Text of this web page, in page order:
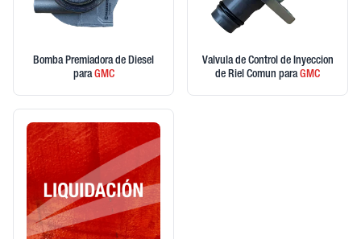
Bomba Premiadora de Diesel
paraGMC
Valvula de Control de Inyeccion
de Riel Comun paraGMC